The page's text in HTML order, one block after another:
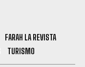
FARAH LA REVISTA
TURISMO